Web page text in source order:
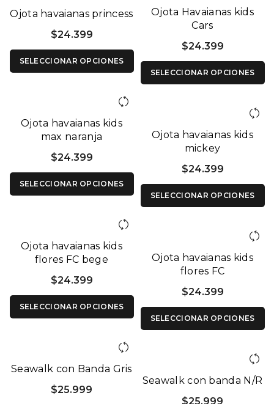
Ojota Havaianas kids
Cars
$24.399
SELECCIONAR OPCIONES
Ojota havaianas princess
$24.399
SELECCIONAR OPCIONES
Ojota havaianas kids
max naranja
$24.399
SELECCIONAR OPCIONES
Ojota havaianas kids
mickey
$24.399
SELECCIONAR OPCIONES
Ojota havaianas kids
flores FC bege
palha/rosa
$24.399
SELECCIONAR OPCIONES
Ojota havaianas kids
flores FC
marinho/dorado
$24.399
SELECCIONAR OPCIONES
Seawalk con Banda Gris
$25.999
Seawalk con banda N/R
$25.999